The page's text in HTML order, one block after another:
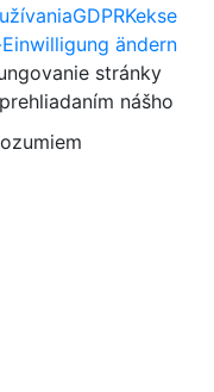
GDPRKekse
ändern
stránky
nášho